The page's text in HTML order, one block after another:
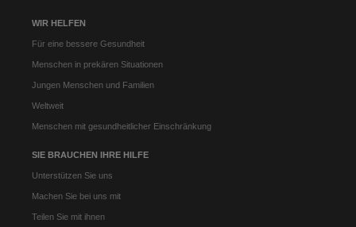
WIR HELFEN
Für eine bessere Gesundheit
Menschen in prekären Situationen
Jungen Menschen und Familien
Weltweit
Menschen mit gesundheitlicher Einschränkung
SIE BRAUCHEN IHRE HILFE
Unterstützen Sie uns
Machen Sie bei uns mit
Teilen Sie mit ihnen